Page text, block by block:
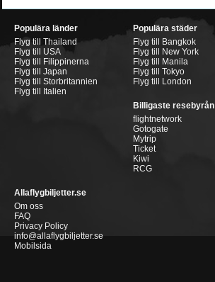
Populära länder
Flyg till Thailand
Flyg till USA
Flyg till Filippinerna
Flyg till Japan
Flyg till Storbritannien
Flyg till Italien
Populära städer
Flyg till Bangkok
Flyg till New York
Flyg till Manila
Flyg till Tokyo
Flyg till London
Billigaste resebyrån
flightnetwork
Gotogate
Mytrip
Ticket
Kiwi
RCG
Allaflygbiljetter.se
Om oss
FAQ
Privacy Policy
info@allaflygbiljetter.se
Mobilsida